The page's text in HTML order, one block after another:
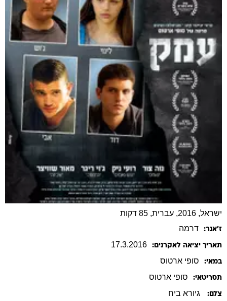
ישראל, 2016, עברית, 85 דקות
ז׳אנר: דרמה
תאריך יציאה לאקרנים: 17.3.2016
במאי: סופי ארטוס
תסריטאי: סופי ארטוס
צלם: גיורא ביח